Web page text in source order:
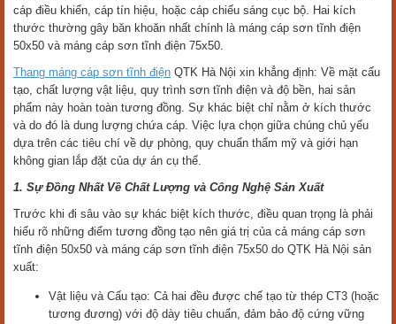
cáp điều khiển, cáp tín hiệu, hoặc cáp chiếu sáng cục bộ. Hai kích
thước thường gây băn khoăn nhất chính là máng cáp sơn tĩnh điện
50x50 và máng cáp sơn tĩnh điện 75x50.
Thang máng cáp sơn tĩnh điện QTK Hà Nội xin khẳng định: Về mặt cấu
tạo, chất lượng vật liệu, quy trình sơn tĩnh điện và độ bền, hai sản
phẩm này hoàn toàn tương đồng. Sự khác biệt chỉ nằm ở kích thước
và do đó là dung lượng chứa cáp. Việc lựa chọn giữa chúng chủ yếu
dựa trên các tiêu chí về dự phòng, quy chuẩn thẩm mỹ và giới hạn
không gian lắp đặt của dự án cụ thể.
1. Sự Đồng Nhất Về Chất Lượng và Công Nghệ Sản Xuất
Trước khi đi sâu vào sự khác biệt kích thước, điều quan trọng là phải
hiểu rõ những điểm tương đồng tạo nên giá trị của cả máng cáp sơn
tĩnh điện 50x50 và máng cáp sơn tĩnh điện 75x50 do QTK Hà Nội sản
xuất:
Vật liệu và Cấu tạo: Cả hai đều được chế tạo từ thép CT3 (hoặc
tương đương) với độ dày tiêu chuẩn, đảm bảo độ cứng vững